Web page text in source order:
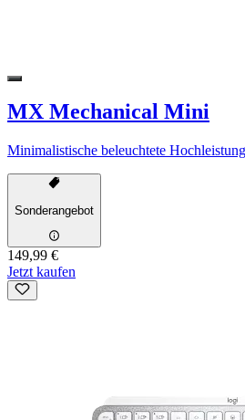
MX Mechanical Mini
Minimalistische beleuchtete
Sonderangebot
149,99 €
Jetzt kaufen